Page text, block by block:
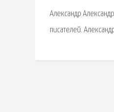
Александр
писателей.